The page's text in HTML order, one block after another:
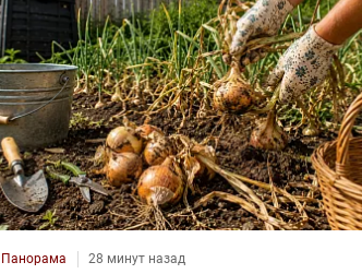
Панорама 28 минут назад